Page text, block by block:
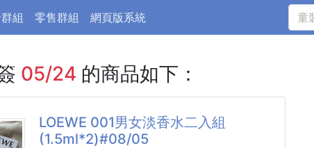
組 零售群組 網頁版系統
05/24 的商品如下：
LOEWE 001男女淡香水二入組
(1.5ml*2)#08/05